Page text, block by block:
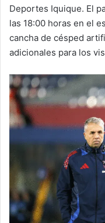
Deportes Iquique. El
las 18:00 horas en el
cancha de césped
adicionales para los